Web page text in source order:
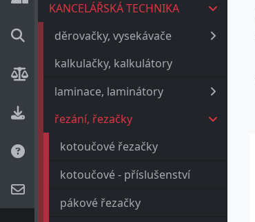
KANCELÁŘSKÁ TECHNIKA
děrovačky, vysekávače
kalkulačky, kalkulátory
laminace, laminátory
řezání, řezačky
kotoučové řezačky
kotoučové - příslušenství
pákové řezačky